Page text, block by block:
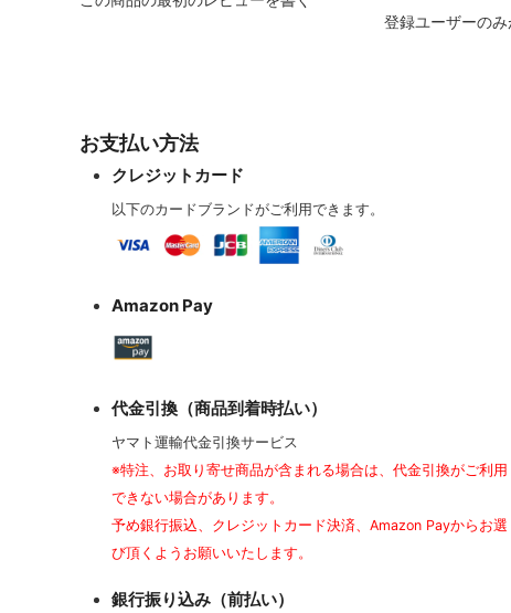
登録ユーザーの
お支払い方法
クレジットカード
以下のカードブランドがご利用できます。
Amazon Pay
代金引換（商品到着時払い）
ヤマト運輸代金引換サービス
※特注、お取り寄せ商品が含まれる場合は、代金引換がご利用
できない場合があります。
予め銀行振込、クレジットカード決済、Amazon Payからお選
び頂くようお願いいたします。
銀行振り込み（前払い）